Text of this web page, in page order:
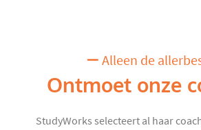
Alleen de
Ontmoet onze
StudyWorks selecteert al haar